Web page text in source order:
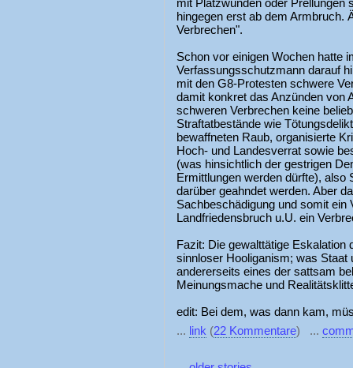
mit Platzwunden oder
hingegen erst ab dem Armbruch.
Verbrechen".
Schon vor einigen Wochen hatte
Verfassungsschutzmann darauf
mit den G8-Protesten schwere
damit konkret das Anzünden von
schweren Verbrechen keine
Straftatbestände wie
bewaffneten Raub, organisierte
Hoch- und Landesverrat sowie
(was hinsichtlich der gestrigen
Ermittlungen werden dürfte), also
darüber geahndet werden. Aber
Sachbeschädigung und somit ein
Landfriedensbruch u.U. ein
Fazit: Die gewalttätige
sinnloser Hooliganism; was
andererseits eines der sattsam
Meinungsmache und
edit: Bei dem, was dann kam,
... link (22 Kommentare) ...